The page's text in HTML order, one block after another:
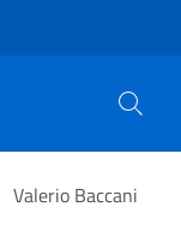
Valerio Baccani